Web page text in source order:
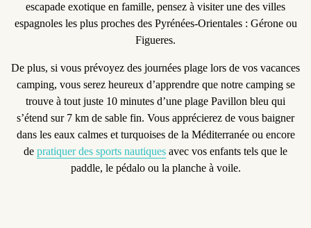
escapade exotique en famille, pensez à visiter une des villes
espagnoles les plus proches des Pyrénées-Orientales : Gérone ou
Figueres.
De plus, si vous prévoyez des journées plage lors de vos vacances
camping, vous serez heureux d’apprendre que notre camping se
trouve à tout juste 10 minutes d’une plage Pavillon bleu qui
s’étend sur 7 km de sable fin. Vous apprécierez de vous baigner
dans les eaux calmes et turquoises de la Méditerranée ou encore
de pratiquer des sports nautiques avec vos enfants tels que le
paddle, le pédalo ou la planche à voile.